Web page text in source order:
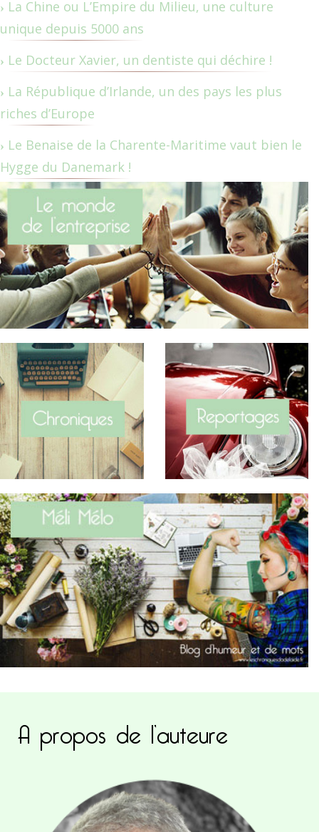
La Chine ou L’Empire du Milieu, une culture
unique depuis 5000 ans
Le Docteur Xavier, un dentiste qui déchire !
La République d’Irlande, un des pays les plus
riches d’Europe
Le Benaise de la Charente-Maritime vaut bien le
Hygge du Danemark !
A propos de l’auteure